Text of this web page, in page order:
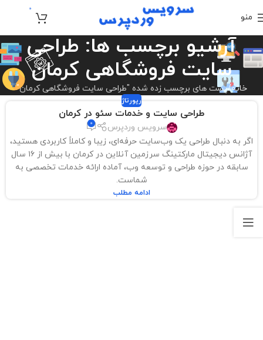
منو
0
آرشیو برچسب ها: طراحی
سایت فروشگاهی کرمان
خانه پست های برچسب زده شده "طراحی سایت فروشگاهی کرمان"
رپورتاژ
طراحی سایت و خدمات سئو در کرمان
سرویس وردپرس 0
اگر به دنبال طراحی یک وب‌سایت حرفه‌ای، زیبا و کاملاً کاربردی هستید،
آژانس دیجیتال مارکتینگ سرزمین آنلاین در کرمان با بیش از ۱۶ سال
سابقه در حوزه طراحی و توسعه وب، آماده ارائه خدمات تخصصی به
شماست.
ادامه مطلب